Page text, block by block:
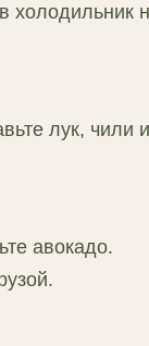
холодильник
лук, чили
авокадо.